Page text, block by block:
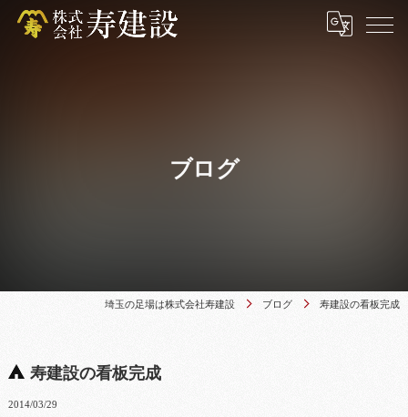
ブログ
埼玉の足場は株式会社寿建設 ブログ 寿建設の看板完成
寿建設の看板完成
2014/03/29